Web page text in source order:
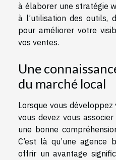
à élaborer une stratégie
à l’utilisation des outils,
pour améliorer votre
vos ventes.
Une
du marché local
Lorsque vous
vous devez vous
une bonne
C’est là qu’une agence
offrir un avantage